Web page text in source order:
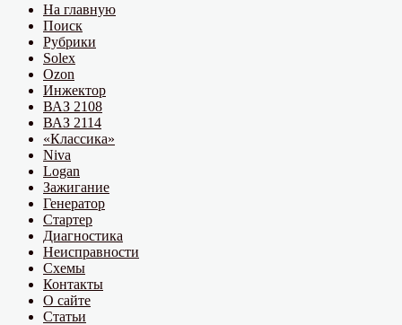
На главную
Поиск
Рубрики
Solex
Ozon
Инжектор
ВАЗ 2108
ВАЗ 2114
«Классика»
Niva
Logan
Зажигание
Генератор
Стартер
Диагностика
Неисправности
Схемы
Контакты
О сайте
Статьи